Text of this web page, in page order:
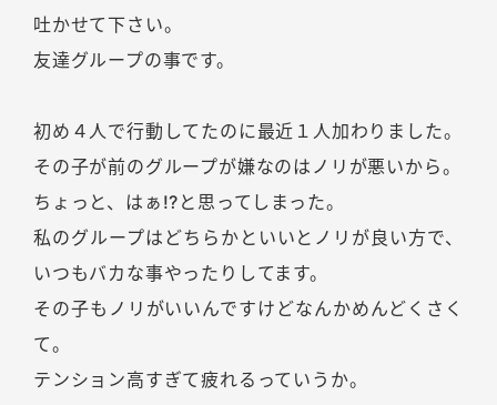
吐かせて下さい。
友達グループの事です。
初め４人で行動してたのに最近１人加わりました。
その子が前のグループが嫌なのはノリが悪いから。
ちょっと、はぁ!?と思ってしまった。
私のグループはどちらかといいとノリが良い方で、
いつもバカな事やったりしてます。
その子もノリがいいんですけどなんかめんどくさく
て。
テンション高すぎて疲れるっていうか。